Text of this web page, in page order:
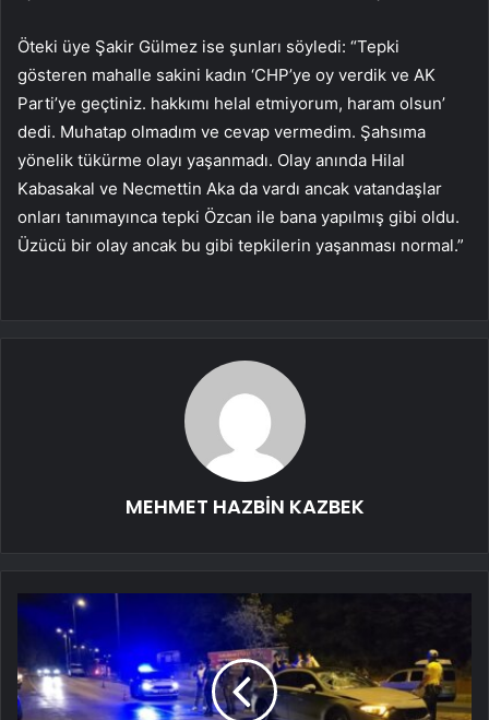
Öteki üye Şakir Gülmez ise şunları söyledi: “Tepki
gösteren mahalle sakini kadın ‘CHP’ye oy verdik ve AK
Parti’ye geçtiniz. hakkımı helal etmiyorum, haram olsun’
dedi. Muhatap olmadım ve cevap vermedim. Şahsıma
yönelik tükürme olayı yaşanmadı. Olay anında Hilal
Kabasakal ve Necmettin Aka da vardı ancak vatandaşlar
onları tanımayınca tepki Özcan ile bana yapılmış gibi oldu.
Üzücü bir olay ancak bu gibi tepkilerin yaşanması normal.”
MEHMET HAZBİN KAZBEK